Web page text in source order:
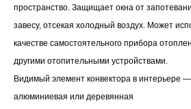
пространство. Защищает окна от
завесу, отсекая холодный воздух. Может
качестве самостоятельного прибора
другими отопительными устройствами.
Видимый элемент конвектора в интерьере
алюминиевая или деревянная